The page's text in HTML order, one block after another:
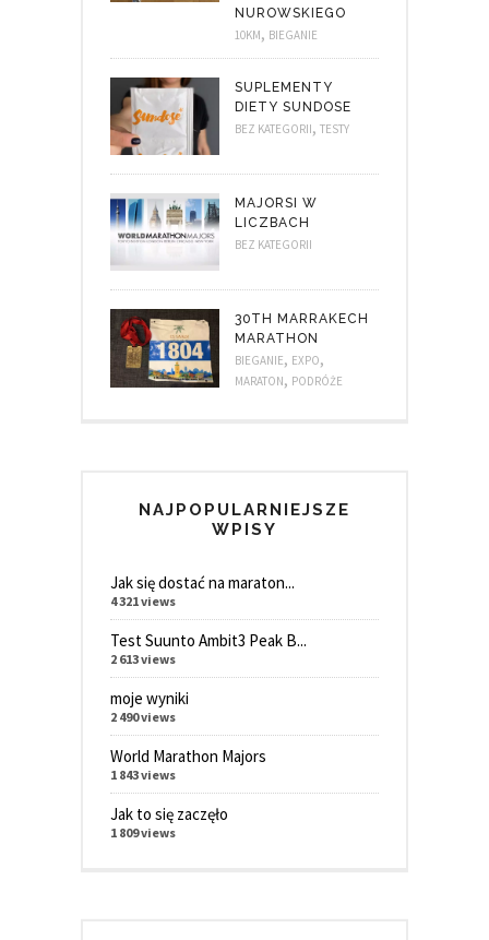
NUROWSKIEGO
10KM, BIEGANIE
SUPLEMENTY
DIETY SUNDOSE
BEZ KATEGORII, TESTY
MAJORSI W
LICZBACH
BEZ KATEGORII
30TH MARRAKECH
MARATHON
BIEGANIE, EXPO,
MARATON, PODRÓŻE
NAJPOPULARNIEJSZE
WPISY
Jak się dostać na maraton...
4 321 views
Test Suunto Ambit3 Peak B...
2 613 views
moje wyniki
2 490 views
World Marathon Majors
1 843 views
Jak to się zaczęło
1 809 views